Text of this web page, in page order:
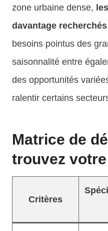
zone urbaine dense,
davantage recherchés
besoins pointus des
saisonnalité entre
des opportunités
ralentir certains
Matrice de
trouvez
Critères